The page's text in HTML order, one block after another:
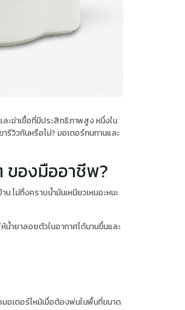
ฆ่าเชื้อที่มีประสิทธิภาพสูง หนึ่งใน
รีวิวกันหรือไม่? มอเตอร์ทนทานและ
ของมืออาชีพ?
ไม่ทิ้งคราบน้ำมันเหนียวเหนอะหนะ
น้ำยาลอยตัวในอากาศได้นานขึ้นและ
เตอร์ไหม้เมื่อต้องพ่นในพื้นที่ขนาด